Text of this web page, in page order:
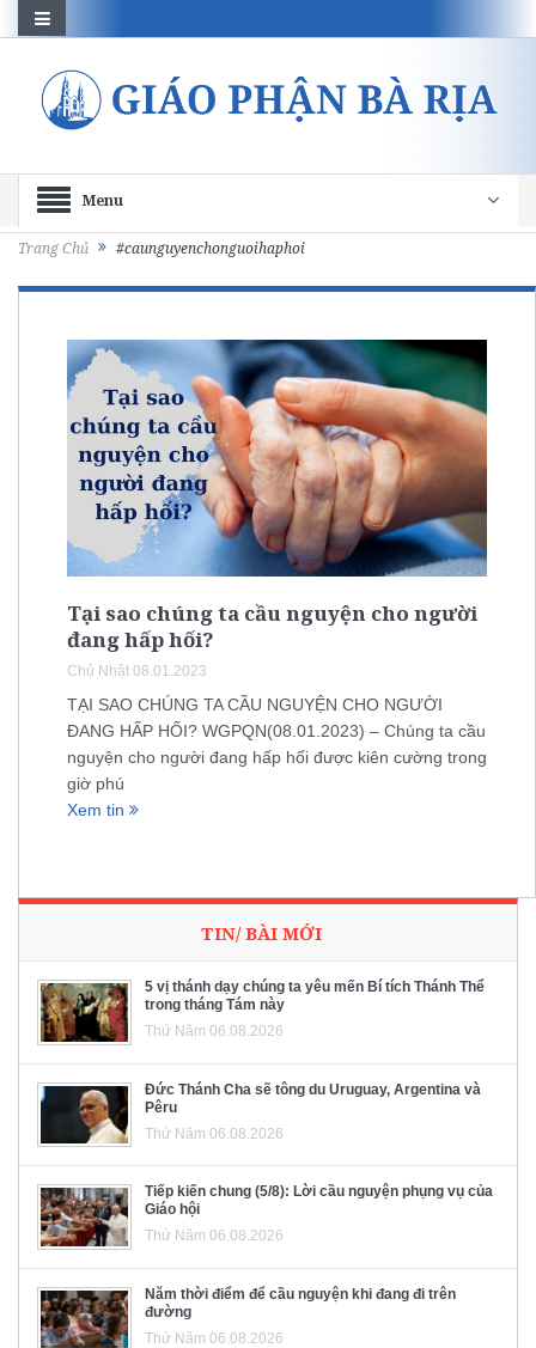
Menu
Trang Chủ #caunguyenchonguoihaphoi
Tại sao chúng ta cầu nguyện cho người
đang hấp hối?
Chủ Nhật 08.01.2023
TẠI SAO CHÚNG TA CẦU NGUYỆN CHO NGƯỜI
ĐANG HẤP HỐI? WGPQN(08.01.2023) – Chúng ta cầu
nguyện cho người đang hấp hối được kiên cường trong
giờ phú
Xem tin
TIN/ BÀI MỚI
5 vị thánh dạy chúng ta yêu mến Bí tích Thánh Thể
trong tháng Tám này
Thứ Năm 06.08.2026
Đức Thánh Cha sẽ tông du Uruguay, Argentina và
Pêru
Thứ Năm 06.08.2026
Tiếp kiến chung (5/8): Lời cầu nguyện phụng vụ của
Giáo hội
Thứ Năm 06.08.2026
Năm thời điểm để cầu nguyện khi đang đi trên
đường
Thứ Năm 06.08.2026